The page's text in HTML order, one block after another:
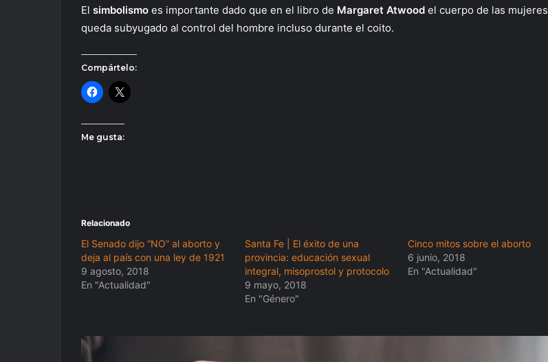
El simbolismo es importante dado que en el libro de Margaret Atwood el cuerpo de las mujeres
queda subyugado al control del hombre incluso durante el coito.
Compártelo:
Me gusta:
Relacionado
El Senado dijo “NO” al aborto y
deja al país con una ley de 1921
9 agosto, 2018
En "Actualidad"
Santa Fe | El éxito de una
provincia: educación sexual
integral, misoprostol y protocolo
9 mayo, 2018
En "Género"
Cinco mitos sobre el aborto
6 junio, 2018
En "Actualidad"